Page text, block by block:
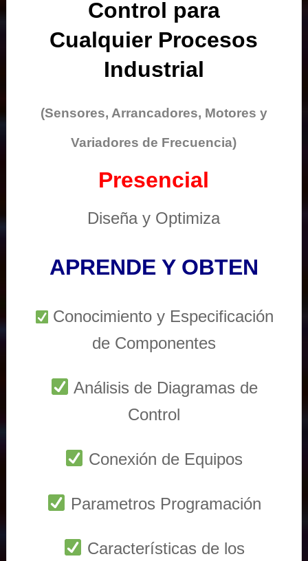
Control para
Cualquier Procesos
Industrial
(Sensores, Arrancadores, Motores y
Variadores de Frecuencia)
Presencial
Diseña y Optimiza
APRENDE Y OBTEN
Conocimiento y Especificación
de Componentes
Análisis de Diagramas de
Control
Conexión de Equipos
Parametros Programación
Características de los